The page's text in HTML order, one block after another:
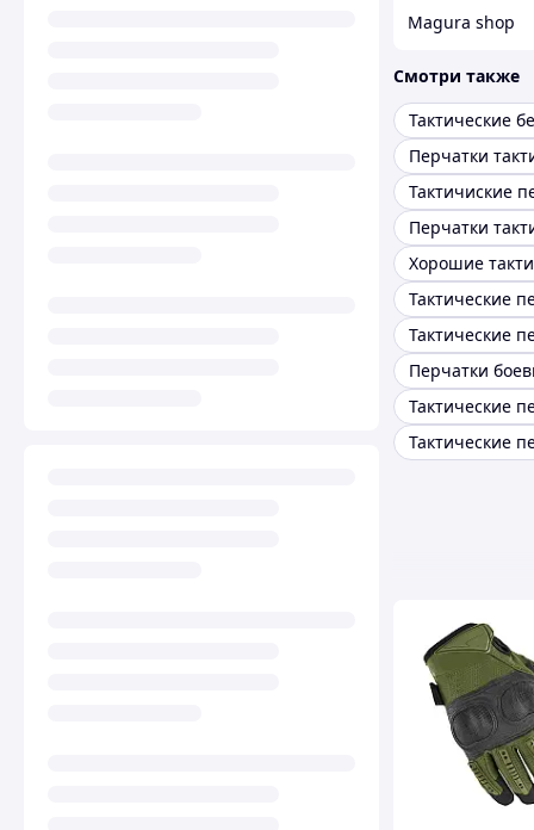
Magura shop
Смотри также
Тактичиские
Перчатки